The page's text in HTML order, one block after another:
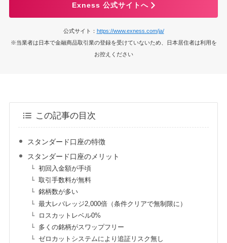
Exness 公式サイトへ
公式サイト： https://www.exness.com/ja/
※当業者は日本で金融商品取引業の登録を受けていないため、日本居住者は利用を
お控えください
この記事の目次
スタンダード口座の特徴
スタンダード口座のメリット
初回入金額が手頃
取引手数料が無料
銘柄数が多い
最大レバレッジ2,000倍（条件クリアで無制限に）
ロスカットレベル0%
多くの銘柄がスワップフリー
ゼロカットシステムにより追証リスク無し